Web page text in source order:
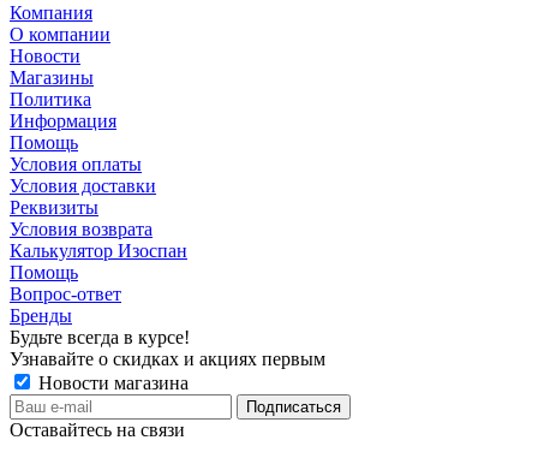
Компания
О компании
Новости
Магазины
Политика
Информация
Помощь
Условия оплаты
Условия доставки
Реквизиты
Условия возврата
Калькулятор Изоспан
Помощь
Вопрос-ответ
Бренды
Будьте всегда в курсе!
Узнавайте о скидках и акциях первым
Новости магазина
Оставайтесь на связи